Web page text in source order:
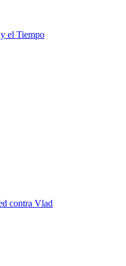
el Tiempo
contra Vlad